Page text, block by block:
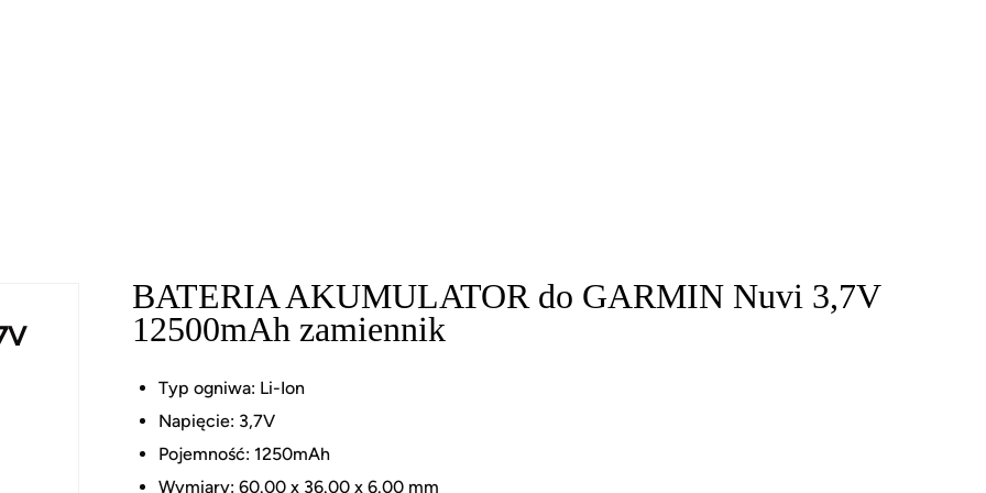
BATERIA AKUMULATOR do GARMIN Nuvi 3,7V
12500mAh zamiennik
Typ ogniwa: Li-Ion
Napięcie: 3,7V
Pojemność: 1250mAh
Wymiary: 60.00 x 36.00 x 6.00 mm